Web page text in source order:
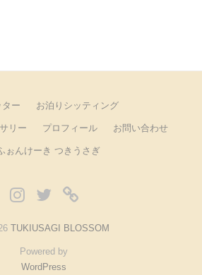
ー お泊りシッティング
リー プロフィール お問い合わせ
ぉんけーき つきうさぎ
Instagram
Twitterし
TUKIUSAGI BLOSSOM
Powered by
WordPress